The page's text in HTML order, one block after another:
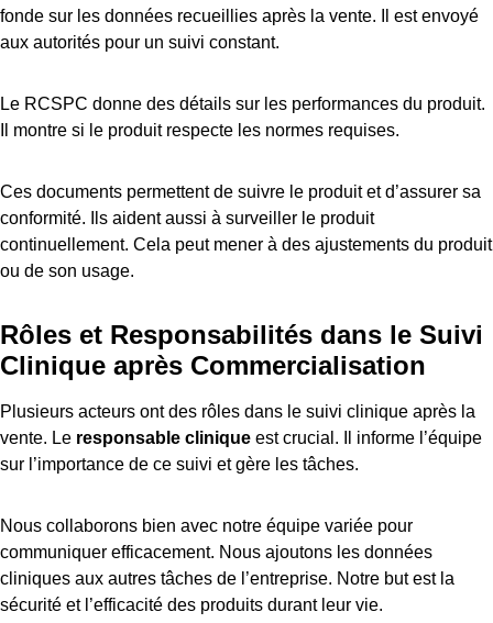
fonde sur les données recueillies après la vente. Il est envoyé
aux autorités pour un suivi constant.
Le RCSPC donne des détails sur les performances du produit.
Il montre si le produit respecte les normes requises.
Ces documents permettent de suivre le produit et d’assurer sa
conformité. Ils aident aussi à surveiller le produit
continuellement. Cela peut mener à des ajustements du produit
ou de son usage.
Rôles et Responsabilités dans le Suivi
Clinique après Commercialisation
Plusieurs acteurs ont des rôles dans le suivi clinique après la
vente. Le responsable clinique est crucial. Il informe l’équipe
sur l’importance de ce suivi et gère les tâches.
Nous collaborons bien avec notre équipe variée pour
communiquer efficacement. Nous ajoutons les données
cliniques aux autres tâches de l’entreprise. Notre but est la
sécurité et l’efficacité des produits durant leur vie.